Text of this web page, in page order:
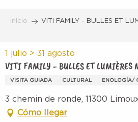
Inicio VITI FAMILY - BULLES ET
1 julio > 31 agosto
VITI FAMILY - BULLES ET LUMIÈRES
VISITA GUIADA CULTURAL ENOLOGÍA/
3 chemin de ronde, 11300
Cómo llegar